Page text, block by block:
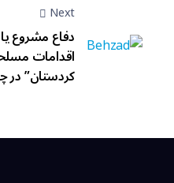
Next
دفاع مشروع
اقدامات
کردستان” در